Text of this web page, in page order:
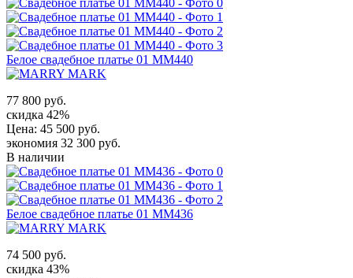
Белое свадебное платье 01 MM440
77 800 руб.
скидка 42%
Цена: 45 500 руб.
экономия 32 300 руб.
В наличии
Белое свадебное платье 01 MM436
74 500 руб.
скидка 43%